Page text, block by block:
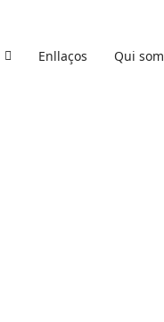
Enllaços Qui som